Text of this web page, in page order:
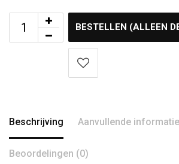
BESTELLEN (ALLEEN
Beschrijving Aanvullende informatie
Beoordelingen (0)